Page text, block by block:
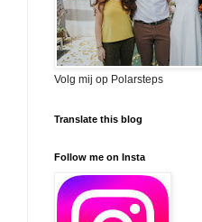
Volg mij op Polarsteps
Translate this blog
Follow me on Insta